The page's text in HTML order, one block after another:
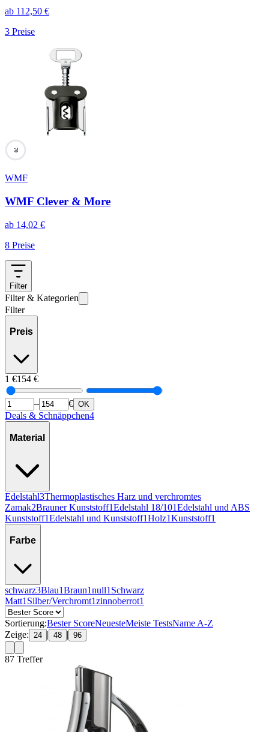
ab 112,50 €
3 Preise
70
WMF
WMF Clever & More
ab 14,02 €
8 Preise
Filter
Filter & Kategorien
Filter
Preis
1 €154 €
– € OK
Deals & Schnäppchen4
Material
Edelstahl3Thermoplastisches Harz und verchromtes
Zamak2Brauner Kunststoff1Edelstahl 18/101Edelstahl und ABS
Kunststoff1Edelstahl und Kunststoff1Holz1Kunststoff1
Farbe
schwarz3Blau1Braun1null1 Schwarz
Matt1 Silber/Verchromt1zinnoberrot1
Sortierung:Bester ScoreNeuesteMeiste TestsName A-Z
Zeige: 24 | 48 | 96
87 Treffer